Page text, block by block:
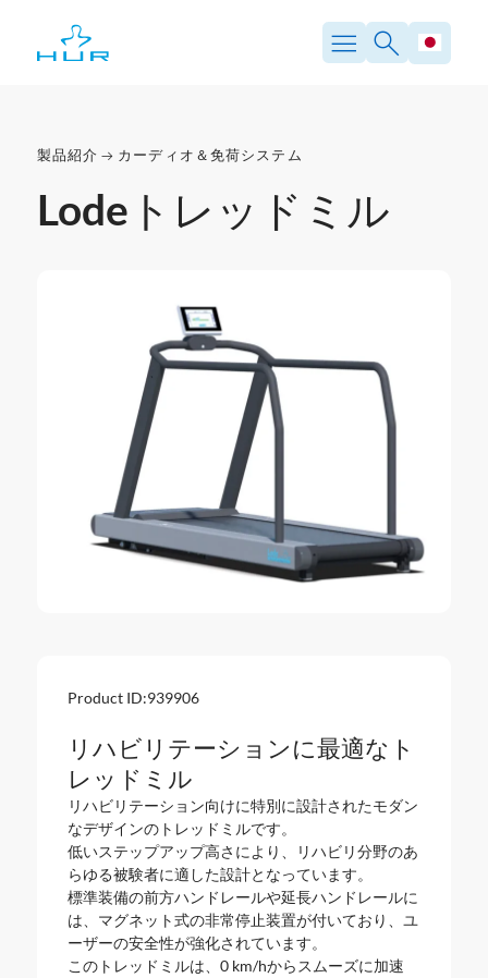
製品紹介 カーディオ＆免荷システム
Lodeトレッドミル
Product ID:939906
リハビリテーションに最適なト
レッドミル
リハビリテーション向けに特別に設計されたモダン
なデザインのトレッドミルです。
低いステップアップ高さにより、リハビリ分野のあ
らゆる被験者に適した設計となっています。
標準装備の前方ハンドレールや延長ハンドレールに
は、マグネット式の非常停止装置が付いており、ユ
ーザーの安全性が強化されています。
このトレッドミルは、0 km/hからスムーズに加速